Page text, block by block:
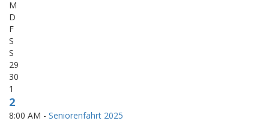
M
D
F
S
S
29
30
1
2
8:00 AM - Seniorenfahrt 2025